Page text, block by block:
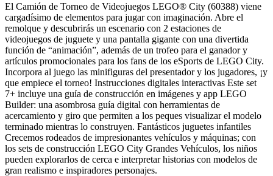
El Camión de Torneo de Videojuegos LEGO® City (60388) viene
cargadísimo de elementos para jugar con imaginación. Abre el
remolque y descubrirás un escenario con 2 estaciones de
videojuegos de juguete y una pantalla gigante con una divertida
función de “animación”, además de un trofeo para el ganador y
artículos promocionales para los fans de los eSports de LEGO City.
Incorpora al juego las minifiguras del presentador y los jugadores, ¡y
que empiece el torneo! Instrucciones digitales interactivas Este set
7+ incluye una guía de construcción en imágenes y app LEGO
Builder: una asombrosa guía digital con herramientas de
acercamiento y giro que permiten a los peques visualizar el modelo
terminado mientras lo construyen. Fantásticos juguetes infantiles
Crecemos rodeados de impresionantes vehículos y máquinas; con
los sets de construcción LEGO City Grandes Vehículos, los niños
pueden explorarlos de cerca e interpretar historias con modelos de
gran realismo e inspiradores personajes.